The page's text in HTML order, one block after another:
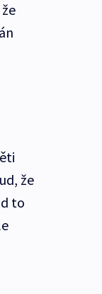
že
to